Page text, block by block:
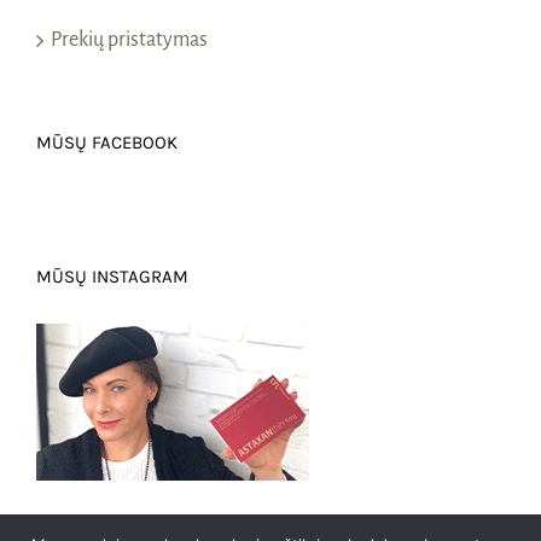
Prekių pristatymas
MŪSŲ FACEBOOK
MŪSŲ INSTAGRAM